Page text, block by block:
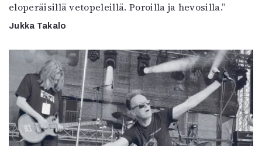
eloperäisillä vetopeleillä. Poroilla ja hevosilla.”
Jukka Takalo